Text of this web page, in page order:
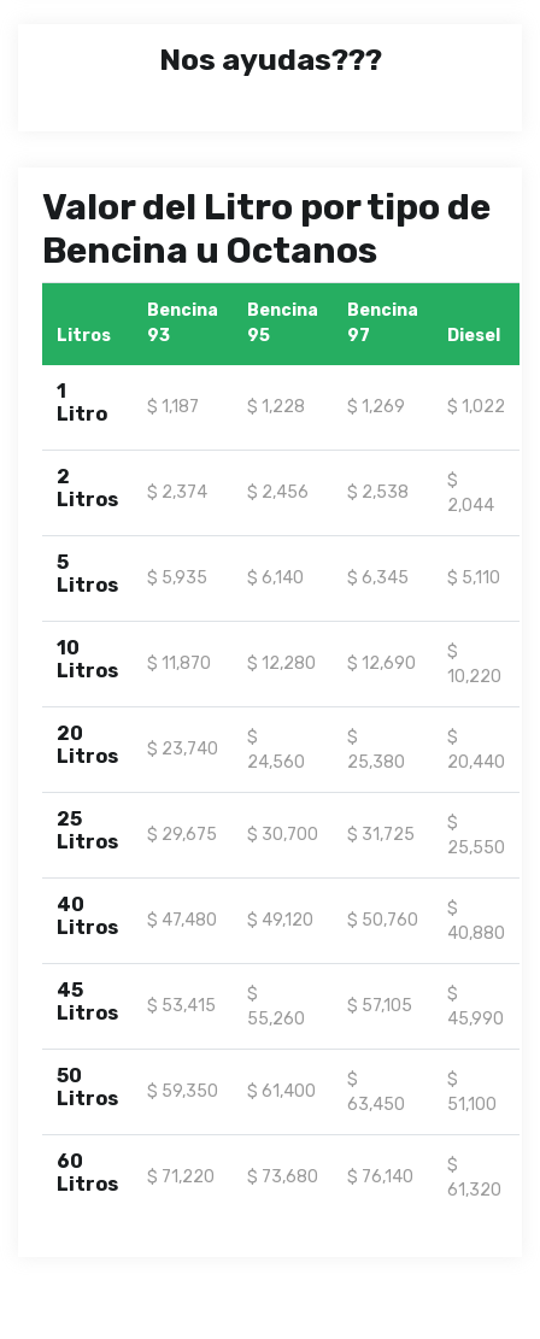
Nos ayudas???
Valor del Litro por tipo de
Bencina u Octanos
Litros
Bencina
93
Bencina
95
Bencina
97
Diesel
1
Litro
$ 1,187 $ 1,228 $ 1,269 $ 1,022
2
Litros
$ 2,374 $ 2,456 $ 2,538
$
2,044
5
Litros
$ 5,935 $ 6,140 $ 6,345 $ 5,110
10
Litros
$ 11,870 $ 12,280 $ 12,690
$
10,220
20
Litros
$ 23,740
$
24,560
$
25,380
$
20,440
25
Litros
$ 29,675 $ 30,700 $ 31,725
$
25,550
40
Litros
$ 47,480 $ 49,120 $ 50,760
$
40,880
45
Litros
$ 53,415
$
55,260
$ 57,105
$
45,990
50
Litros
$ 59,350 $ 61,400
$
63,450
$
51,100
60
Litros
$ 71,220 $ 73,680 $ 76,140
$
61,320